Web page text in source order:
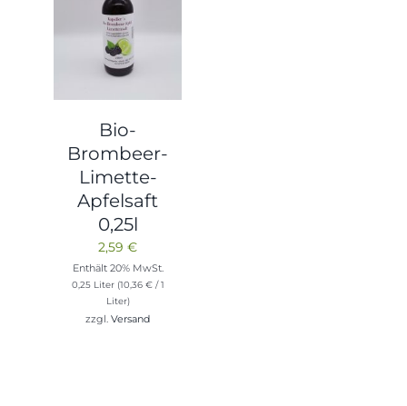
Bio-
Brombeer-
Limette-
Apfelsaft
0,25l
2,59€
Enthält 20% MwSt.
0,25 Liter (10,36 €/ 1
Liter)
zzgl.Versand